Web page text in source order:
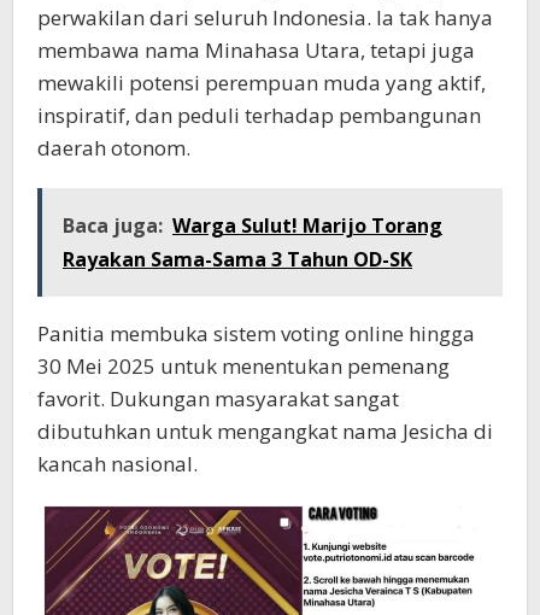
perwakilan dari seluruh Indonesia. Ia tak hanya
membawa nama Minahasa Utara, tetapi juga
mewakili potensi perempuan muda yang aktif,
inspiratif, dan peduli terhadap pembangunan
daerah otonom.
Baca juga: Warga Sulut! Marijo Torang
Rayakan Sama-Sama 3 Tahun OD-SK
Panitia membuka sistem voting online hingga
30 Mei 2025 untuk menentukan pemenang
favorit. Dukungan masyarakat sangat
dibutuhkan untuk mengangkat nama Jesicha di
kancah nasional.